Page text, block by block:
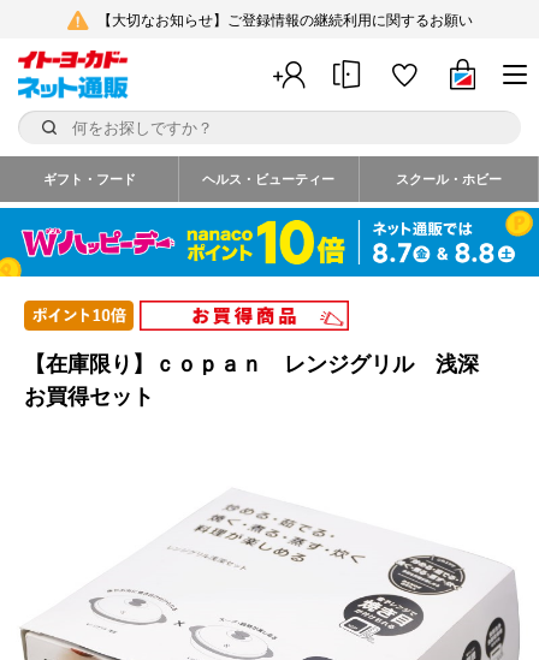
【大切なお知らせ】ご登録情報の継続利用に関するお願い
ギフト・フード ヘルス・ビューティー スクール・ホビー
【在庫限り】ｃｏｐａｎ レンジグリル 浅深
お買得セット